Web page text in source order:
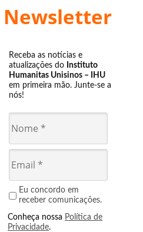
Newsletter
Receba as notícias e
atualizações do Instituto
Humanitas Unisinos – IHU
em primeira mão. Junte-se a
nós!
Eu concordo em
receber comunicações.
Conheça nossa Política de
Privacidade.